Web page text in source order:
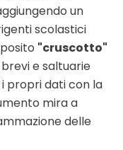
un
scolastici
"cruscotto"
e saltuarie
propri dati con la
mira a
delle